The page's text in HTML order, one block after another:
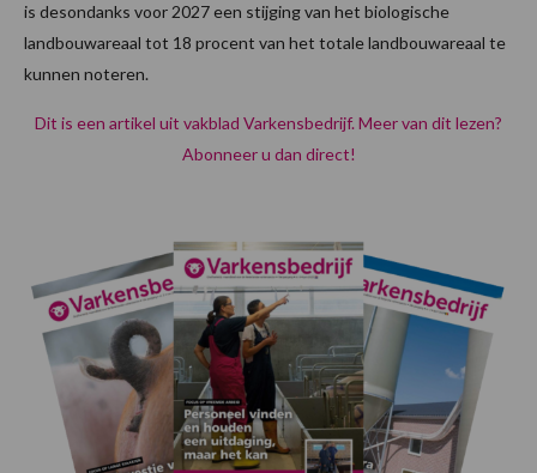
is desondanks voor 2027 een stijging van het biologische
landbouwareaal tot 18 procent van het totale landbouwareaal te
kunnen noteren.
Dit is een artikel uit vakblad Varkensbedrijf. Meer van dit lezen?
Abonneer u dan direct!